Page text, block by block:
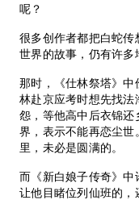
呢？
很多创作者都把白蛇传
世界的故事，仍有许多
那时，《仕林祭塔》
林赴京应考时想先找法
怨，等他高中后衣锦还
界，表示不能再恋尘世
里，未必是圆满的。
而《新白娘子传奇》中
让他目睹位列仙班的，